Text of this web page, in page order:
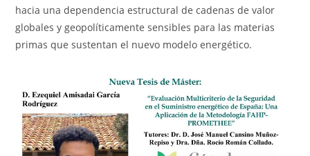
hacia una dependencia estructural de cadenas de valor
globales y geopolíticamente sensibles para las materias
primas que sustentan el nuevo modelo energético.